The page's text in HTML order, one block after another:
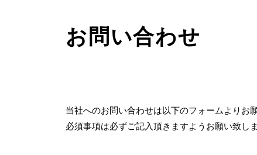
お問い合わせ
当社へのお問い合わせは以下のフォームよりお
必須事項は必ずご記入頂きますようお願い致しま